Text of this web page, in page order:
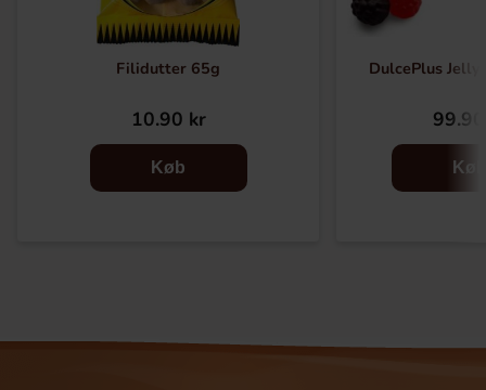
Filidutter 65g
10.90 kr
Køb
DulcePlus
Køb